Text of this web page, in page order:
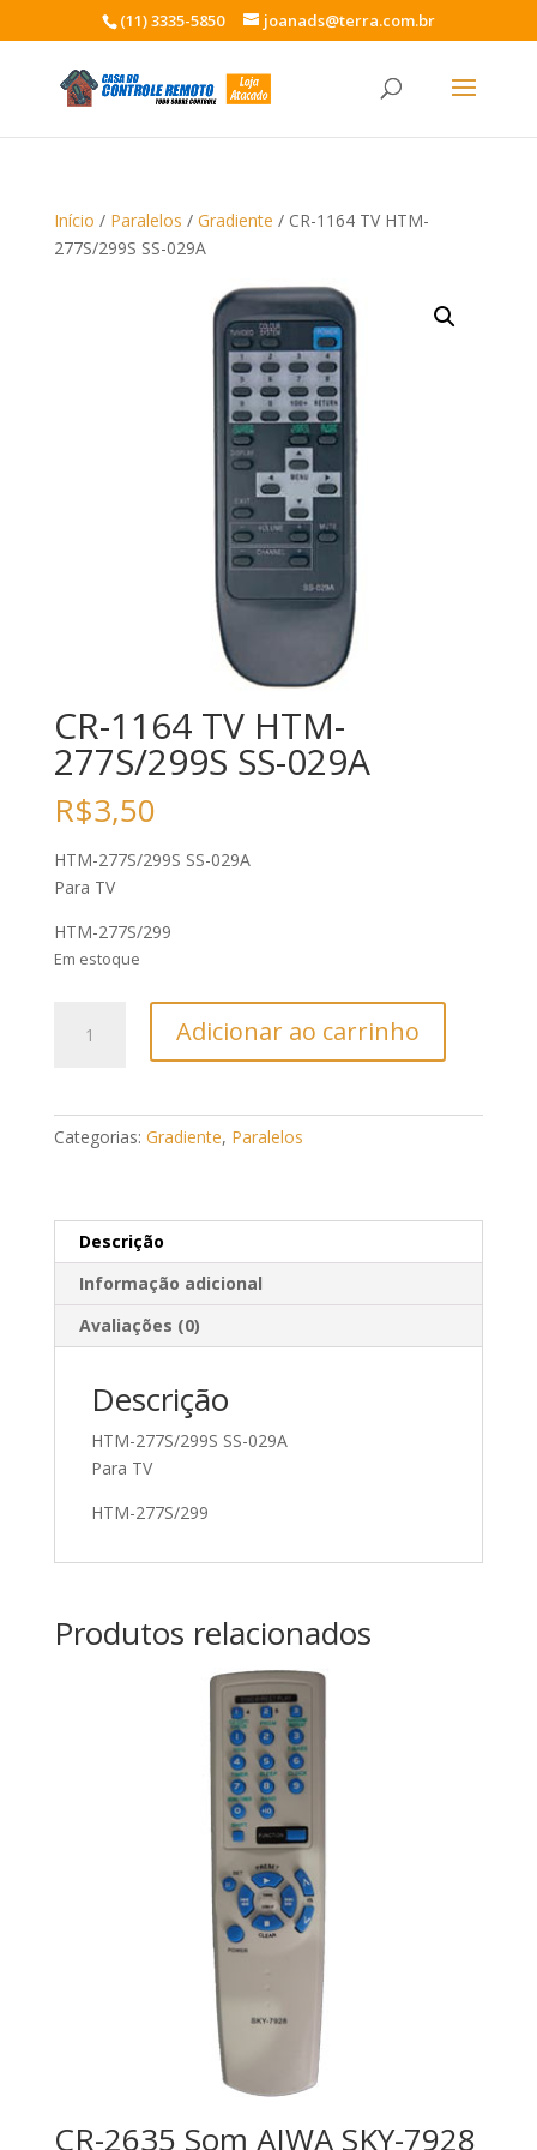
(11) 3335-5850 joanads@terra.com.br
Início / Paralelos / Gradiente / CR-1164 TV HTM-
277S/299S SS-029A
CR-1164 TV HTM-
277S/299S SS-029A
R$3,50
HTM-277S/299S SS-029A
Para TV
HTM-277S/299
Em estoque
1164
Adicionar ao carrinho
Categorias: Gradiente, Paralelos
Descrição
Informação adicional
Avaliações (0)
Descrição
HTM-277S/299S SS-029A
Para TV
HTM-277S/299
Produtos relacionados
CR-2635 Som AIWA SKY-7928